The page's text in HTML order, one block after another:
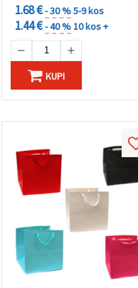
1.68 €- 30 %5-9 kos
1.44 €- 40 %10 kos +
KUPI